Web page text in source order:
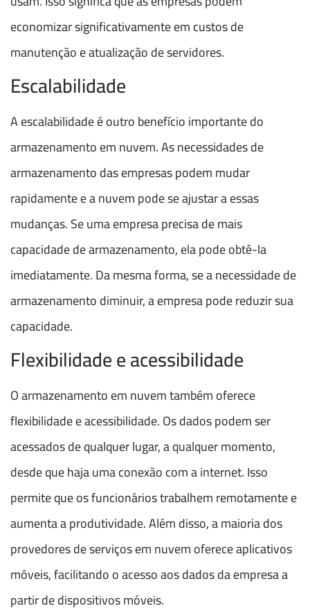
economizar significativamente em custos de
manutenção e atualização de servidores.
Escalabilidade
A escalabilidade é outro benefício importante do
armazenamento em nuvem. As necessidades de
armazenamento das empresas podem mudar
rapidamente e a nuvem pode se ajustar a essas
mudanças. Se uma empresa precisa de mais
capacidade de armazenamento, ela pode obtê-la
imediatamente. Da mesma forma, se a necessidade de
armazenamento diminuir, a empresa pode reduzir sua
capacidade.
Flexibilidade e acessibilidade
O armazenamento em nuvem também oferece
flexibilidade e acessibilidade. Os dados podem ser
acessados de qualquer lugar, a qualquer momento,
desde que haja uma conexão com a internet. Isso
permite que os funcionários trabalhem remotamente e
aumenta a produtividade. Além disso, a maioria dos
provedores de serviços em nuvem oferece aplicativos
móveis, facilitando o acesso aos dados da empresa a
partir de dispositivos móveis.